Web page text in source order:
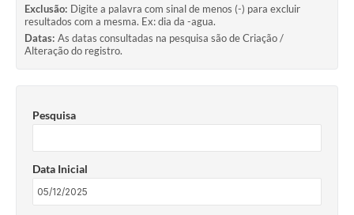
Exclusão: Digite a palavra com sinal de menos (-) para excluir
resultados com a mesma. Ex: dia da -agua.
Datas: As datas consultadas na pesquisa são de Criação /
Alteração do registro.
Pesquisa
Data Inicial